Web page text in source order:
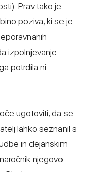
Prav tako je
poziva, ki se je
izpolnjevanje
potrdila ni
ugotoviti, da se
lahko seznanil s
in dejanskim
njegovo